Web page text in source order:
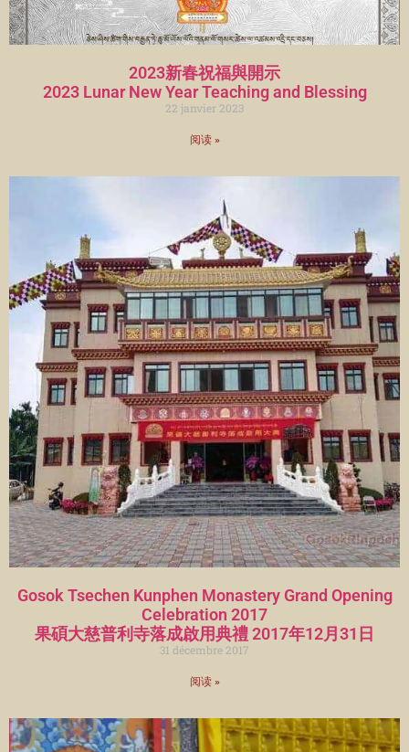
2023新春祝福與開示
2023 Lunar New Year Teaching and Blessing
22 janvier 2023
阅读 »
Gosok Tsechen Kunphen Monastery Grand Opening
Celebration 2017
果碩大慈普利寺落成啟用典禮 2017年12月31日
31 décembre 2017
阅读 »